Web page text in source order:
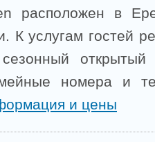
расположен в
К услугам гостей
сезонный
номера и
и цены